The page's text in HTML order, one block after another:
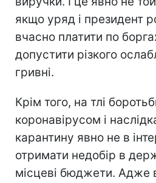
якщо уряд і президент
вчасно платити по
допустити різкого
гривні.
Крім того, на тлі
коронавірусом і
карантину явно не в
отримати недобір в
місцеві бюджети. Адже